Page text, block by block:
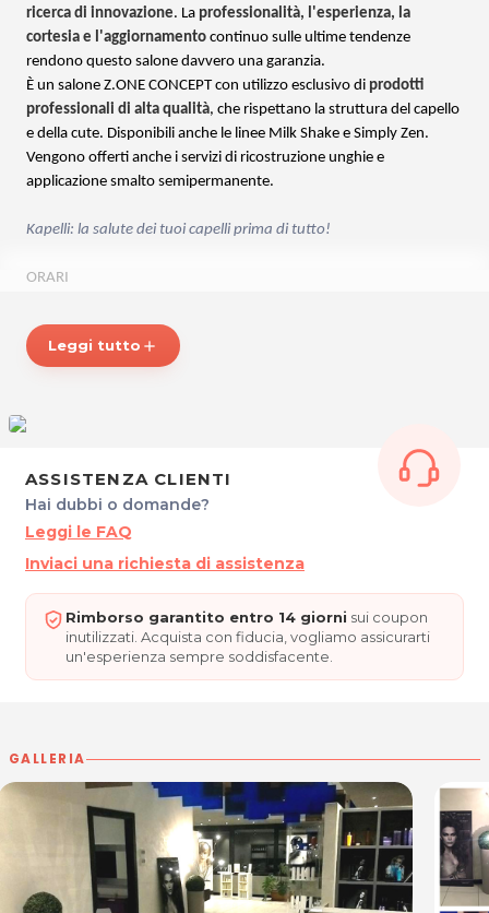
ricerca di innovazione. La professionalità, l'esperienza, la
cortesia e l'aggiornamento continuo sulle ultime tendenze
rendono questo salone davvero una garanzia.
È un salone Z.ONE CONCEPT con utilizzo esclusivo di prodotti
professionali di alta qualità, che rispettano la struttura del capello
e della cute. Disponibili anche le linee Milk Shake e Simply Zen.
Vengono offerti anche i servizi di ricostruzione unghie e
applicazione smalto semipermanente.
Kapelli: la salute dei tuoi capelli prima di tutto!
ORARI
Martedì orario continuato: 10.00 – 20.00
P.IVA 01476020308
scrivi aposta@espevia.it
Leggi tutto add
ASSISTENZA CLIENTI
Hai dubbi o domande?
Leggi le FAQ
Inviaci una richiesta di assistenza
Rimborso garantito entro 14 giorni sui coupon
inutilizzati. Acquista con fiducia, vogliamo assicurarti
un'esperienza sempre soddisfacente.
GALLERIA